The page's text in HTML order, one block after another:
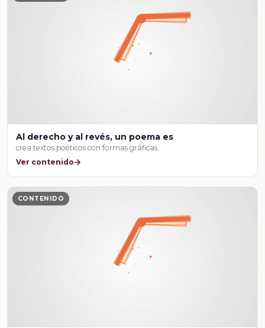
Al derecho y al revés, un poema es
crea textos poéticos con formas gráficas.
Ver contenido
CONTENIDO